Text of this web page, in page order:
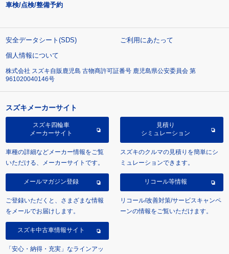
車検/点検/整備予約
安全データシート(SDS)
ご利用にあたって
個人情報について
株式会社 スズキ自販鹿児島 古物商許可証番号 鹿児島県公安委員会 第
961020040146号
スズキメーカーサイト
スズキ四輪車
メーカーサイト
車種の詳細などメーカー情報をご覧
いただける、メーカーサイトです。
見積り
シミュレーション
スズキのクルマの見積りを簡単にシ
ミュレーションできます。
メールマガジン登録
ご登録いただくと、さまざまな情報
をメールでお届けします。
リコール等情報
リコール/改善対策/サービスキャンペ
ーンの情報をご覧いただけます。
スズキ中古車情報サイト
「安心・納得・充実」なラインアッ